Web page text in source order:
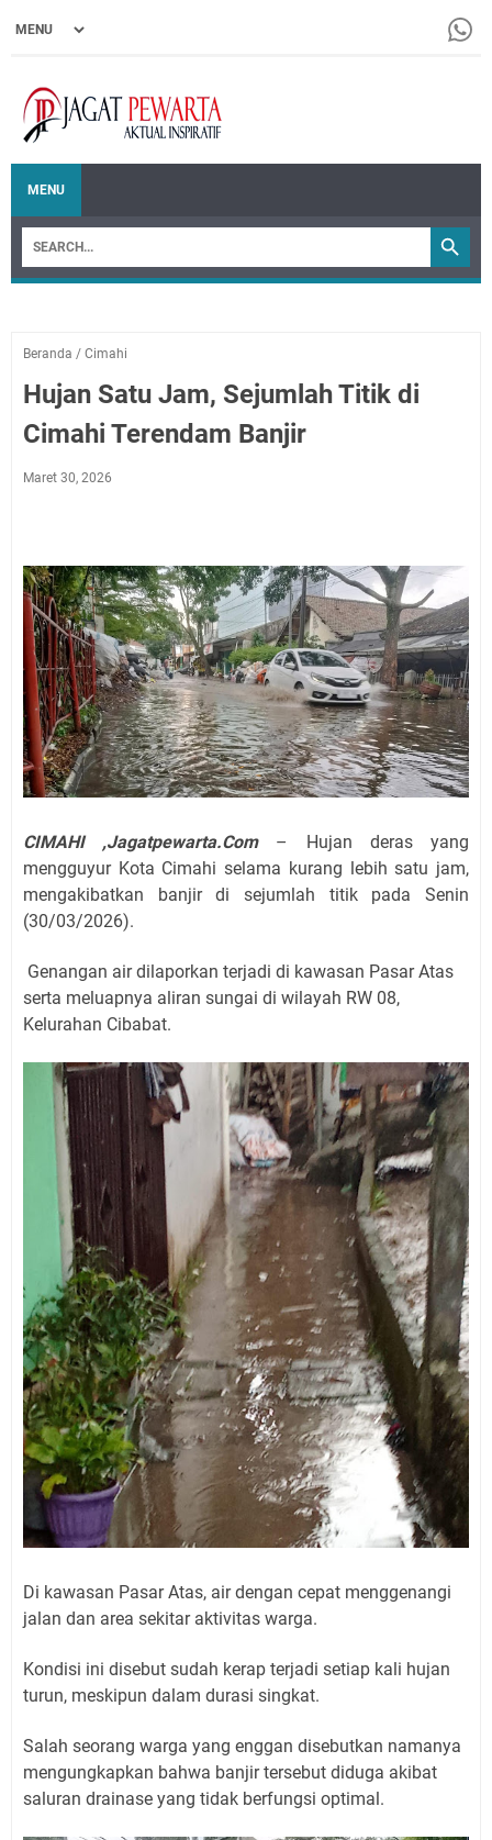
MENU
Beranda / Cimahi
Hujan Satu Jam, Sejumlah Titik di
Cimahi Terendam Banjir
Maret 30, 2026
CIMAHI ,Jagatpewarta.Com– Hujan deras yang
mengguyur Kota Cimahi selama kurang lebih satu jam,
mengakibatkan banjir di sejumlah titik pada Senin
(30/03/2026).
Genangan air dilaporkan terjadi di kawasan Pasar Atas
serta meluapnya aliran sungai di wilayah RW 08,
Kelurahan Cibabat.
Di kawasan Pasar Atas, air dengan cepat menggenangi
jalan dan area sekitar aktivitas warga.
Kondisi ini disebut sudah kerap terjadi setiap kali hujan
turun, meskipun dalam durasi singkat.
Salah seorang warga yang enggan disebutkan namanya
mengungkapkan bahwa banjir tersebut diduga akibat
saluran drainase yang tidak berfungsi optimal.